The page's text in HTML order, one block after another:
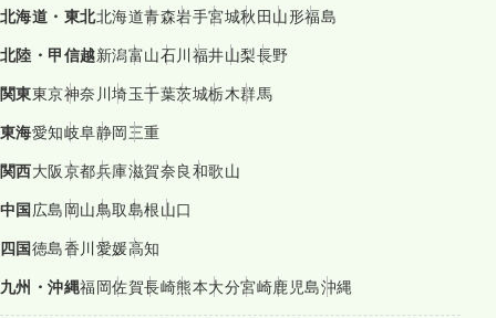
北海道・東北北海道青森岩手宮城秋田山形福島
北陸・甲信越新潟富山石川福井山梨長野
関東東京神奈川埼玉千葉茨城栃木群馬
東海愛知岐阜静岡三重
関西大阪京都兵庫滋賀奈良和歌山
中国広島岡山鳥取島根山口
四国徳島香川愛媛高知
九州・沖縄福岡佐賀長崎熊本大分宮崎鹿児島沖縄